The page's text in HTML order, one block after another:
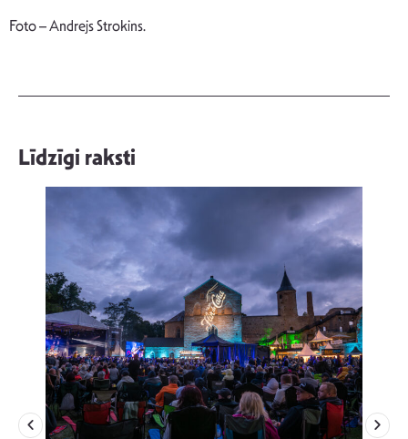
Foto – Andrejs Strokins.
Līdzīgi raksti